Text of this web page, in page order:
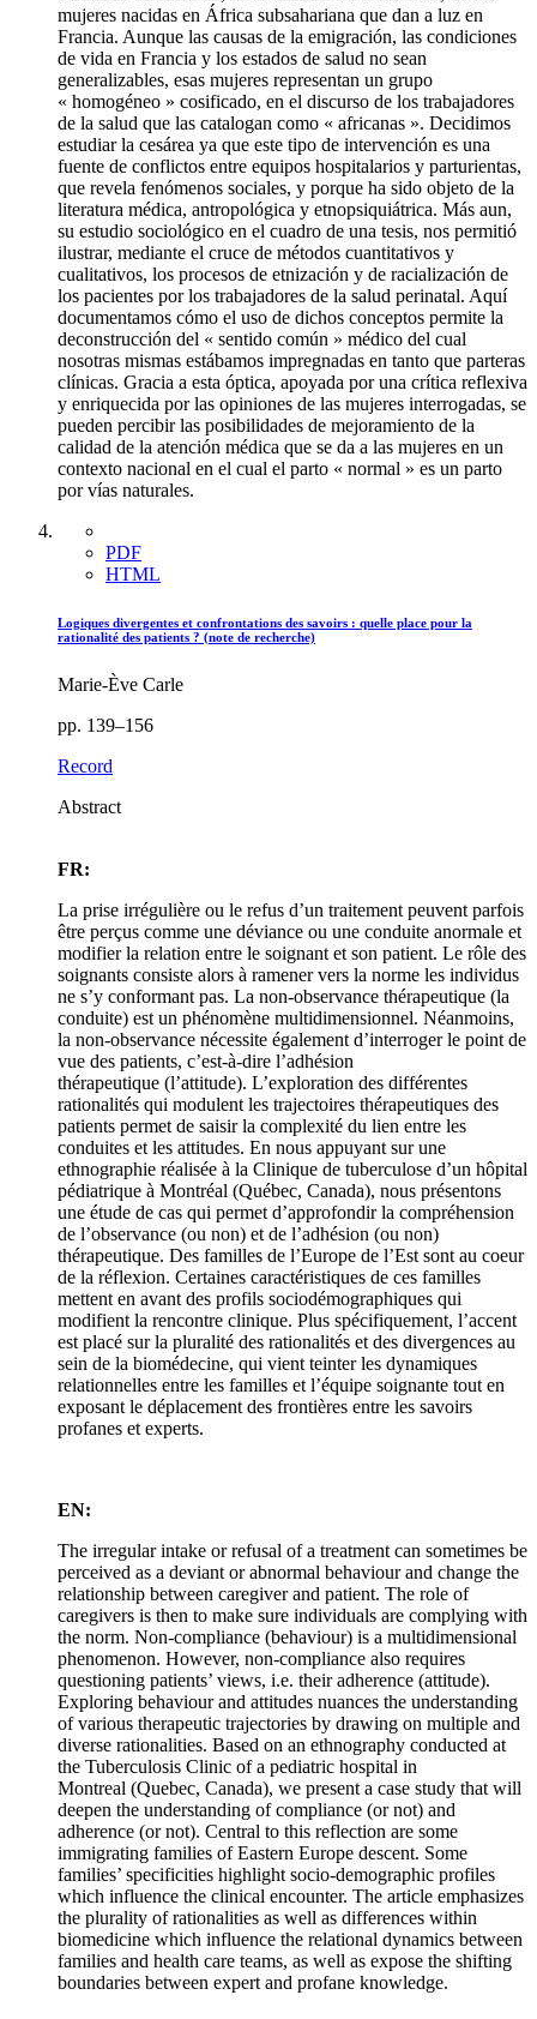
mujeres nacidas en África subsahariana que dan a luz en
Francia. Aunque las causas de la emigración, las condiciones
de vida en Francia y los estados de salud no sean
generalizables, esas mujeres representan un grupo
« homogéneo » cosificado, en el discurso de los trabajadores
de la salud que las catalogan como « africanas ». Decidimos
estudiar la cesárea ya que este tipo de intervención es una
fuente de conflictos entre equipos hospitalarios y parturientas,
que revela fenómenos sociales, y porque ha sido objeto de la
literatura médica, antropológica y etnopsiquiátrica. Más aun,
su estudio sociológico en el cuadro de una tesis, nos permitió
ilustrar, mediante el cruce de métodos cuantitativos y
cualitativos, los procesos de etnización y de racialización de
los pacientes por los trabajadores de la salud perinatal. Aquí
documentamos cómo el uso de dichos conceptos permite la
deconstrucción del « sentido común » médico del cual
nosotras mismas estábamos impregnadas en tanto que parteras
clínicas. Gracia a esta óptica, apoyada por una crítica reflexiva
y enriquecida por las opiniones de las mujeres interrogadas, se
pueden percibir las posibilidades de mejoramiento de la
calidad de la atención médica que se da a las mujeres en un
contexto nacional en el cual el parto « normal » es un parto
por vías naturales.
PDF
HTML
Logiques divergentes et confrontations des savoirs : quelle place pour la
rationalité des patients ? (note de recherche)
Marie-Ève Carle
pp. 139–156
Record
Abstract
FR:
La prise irrégulière ou le refus d’un traitement peuvent parfois
être perçus comme une déviance ou une conduite anormale et
modifier la relation entre le soignant et son patient. Le rôle des
soignants consiste alors à ramener vers la norme les individus
ne s’y conformant pas. La non-observance thérapeutique (la
conduite) est un phénomène multidimensionnel. Néanmoins,
la non-observance nécessite également d’interroger le point de
vue des patients, c’est-à-dire l’adhésion
thérapeutique (l’attitude). L’exploration des différentes
rationalités qui modulent les trajectoires thérapeutiques des
patients permet de saisir la complexité du lien entre les
conduites et les attitudes. En nous appuyant sur une
ethnographie réalisée à la Clinique de tuberculose d’un hôpital
pédiatrique à Montréal (Québec, Canada), nous présentons
une étude de cas qui permet d’approfondir la compréhension
de l’observance (ou non) et de l’adhésion (ou non)
thérapeutique. Des familles de l’Europe de l’Est sont au coeur
de la réflexion. Certaines caractéristiques de ces familles
mettent en avant des profils sociodémographiques qui
modifient la rencontre clinique. Plus spécifiquement, l’accent
est placé sur la pluralité des rationalités et des divergences au
sein de la biomédecine, qui vient teinter les dynamiques
relationnelles entre les familles et l’équipe soignante tout en
exposant le déplacement des frontières entre les savoirs
profanes et experts.
EN:
The irregular intake or refusal of a treatment can sometimes be
perceived as a deviant or abnormal behaviour and change the
relationship between caregiver and patient. The role of
caregivers is then to make sure individuals are complying with
the norm. Non-compliance (behaviour) is a multidimensional
phenomenon. However, non-compliance also requires
questioning patients’ views, i.e. their adherence (attitude).
Exploring behaviour and attitudes nuances the understanding
of various therapeutic trajectories by drawing on multiple and
diverse rationalities. Based on an ethnography conducted at
the Tuberculosis Clinic of a pediatric hospital in
Montreal (Quebec, Canada), we present a case study that will
deepen the understanding of compliance (or not) and
adherence (or not). Central to this reflection are some
immigrating families of Eastern Europe descent. Some
families’ specificities highlight socio-demographic profiles
which influence the clinical encounter. The article emphasizes
the plurality of rationalities as well as differences within
biomedicine which influence the relational dynamics between
families and health care teams, as well as expose the shifting
boundaries between expert and profane knowledge.